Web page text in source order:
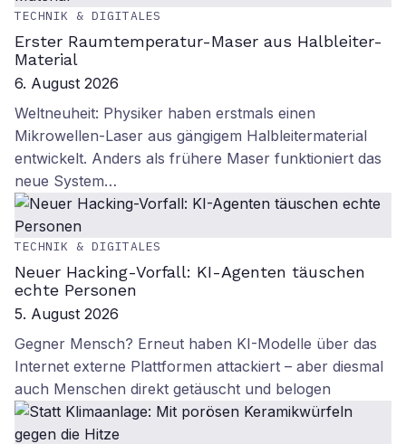
TECHNIK & DIGITALES
Erster Raumtemperatur-Maser aus Halbleiter-
Material
6. August 2026
Weltneuheit: Physiker haben erstmals einen
Mikrowellen-Laser aus gängigem Halbleitermaterial
entwickelt. Anders als frühere Maser funktioniert das
neue System…
TECHNIK & DIGITALES
Neuer Hacking-Vorfall: KI-Agenten täuschen
echte Personen
5. August 2026
Gegner Mensch? Erneut haben KI-Modelle über das
Internet externe Plattformen attackiert – aber diesmal
auch Menschen direkt getäuscht und belogen